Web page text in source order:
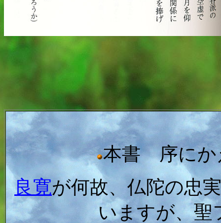
本書 序にか
良寛が何故、仏陀の忠
いますが、聖